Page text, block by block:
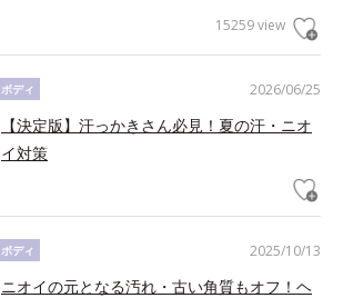
15259 view
2026/06/25
ボディ
【決定版】汗っかきさん必見！夏の汗・ニオ
イ対策
2025/10/13
ボディ
ニオイの元となる汚れ・古い角質もオフ！ヘ